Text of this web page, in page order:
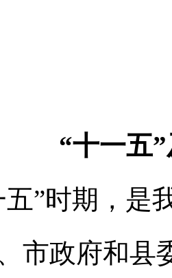
“十一五
五”时期，是
市政府和县